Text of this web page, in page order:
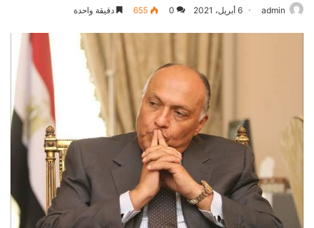
admin 6 أبريل، 2021 0
655 دقيقة واحدة